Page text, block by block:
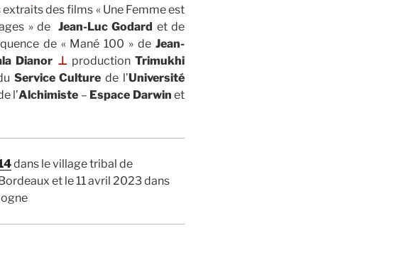
extraits des films « Une Femme est
» de Jean-Luc Godard et de
de « Mané 100 » de Jean-
Dianor ⊥productionTrimukhi
Service Culturede l’Université
l’Alchimiste – Espace Darwin et
dans le village tribal de
et le 11 avril 2023 dans